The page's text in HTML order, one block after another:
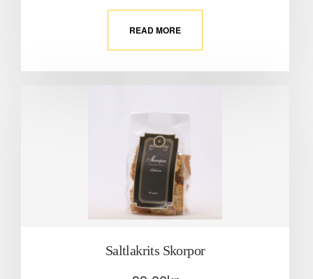
READ MORE
Saltlakrits Skorpor